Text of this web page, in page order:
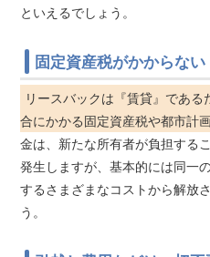
といえるでしょう。
固定資産税がかからない
リースバックは『賃貸』であ
合にかかる固定資産税や都市計
金は、新たな所有者が負担する
発生しますが、基本的には同一
するさまざまなコストから解放
う。